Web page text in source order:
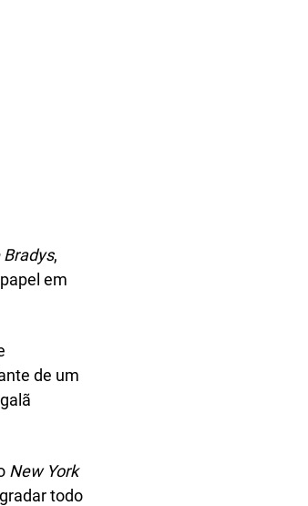
Bradys,
em
de um
New York
todo